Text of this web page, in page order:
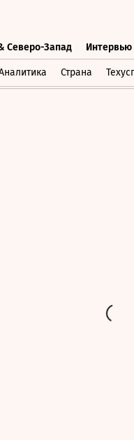
Северо-Запад Интервью
Страна
& Северо-Запад